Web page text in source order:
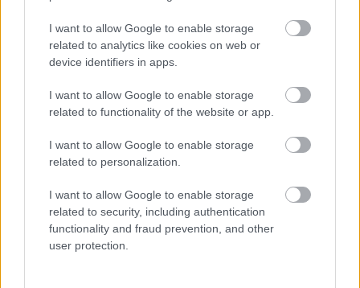
I want to allow Google to enable storage
related to analytics like cookies on web or
device identifiers in apps.
I want to allow Google to enable storage
related to functionality of the website or app.
I want to allow Google to enable storage
related to personalization.
I want to allow Google to enable storage
related to security, including authentication
functionality and fraud prevention, and other
user protection.
Weber halálának centenáriumán, 1926. június 5-én
Márkus László állította színpadra A bűvös vadászt
„zseniális leleményességekkel tarkítva a